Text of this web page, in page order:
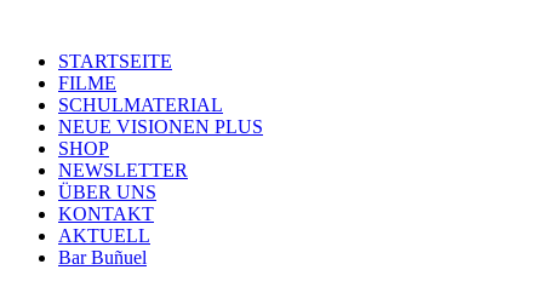
STARTSEITE
FILME
SCHULMATERIAL
NEUE VISIONEN PLUS
SHOP
NEWSLETTER
ÜBER UNS
KONTAKT
AKTUELL
Bar Buñuel